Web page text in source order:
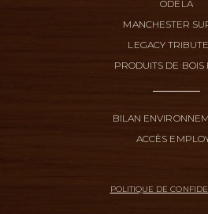
ODELA
MANCHESTER
LEGACY
PRODUITS DE BOIS
BILAN
ACCÈS
POLITIQUE DE